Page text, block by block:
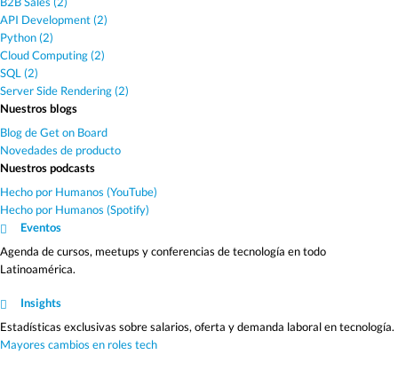
API Development (2)
Python (2)
Cloud Computing (2)
SQL (2)
Server Side Rendering (2)
Nuestros blogs
Blog de Get on Board
Novedades de producto
Nuestros podcasts
Hecho por Humanos (YouTube)
Hecho por Humanos (Spotify)
Eventos
Agenda de cursos, meetups y conferencias de tecnología en todo
Latinoamérica.
Insights
Estadísticas exclusivas sobre salarios, oferta y demanda laboral en tecnología.
Mayores cambios en roles tech